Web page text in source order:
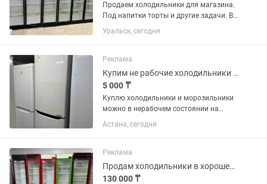
Продаем холодильники для магазина.
Под напитки торты и другие задачи. В
отличном состоянии. В заправке не
нуждаются. Полки полный комплект.
Температура хранения +4...
Уральск, сегодня
Реклама
Купим не рабочие холодильники и морозильники
5 000 ₸
Куплю холодильники и морозильники
можно в нерабочем состоянии на
запчасти
Астана, сегодня
Реклама
Продам холодильники в хорошем состоянии
130 000 ₸